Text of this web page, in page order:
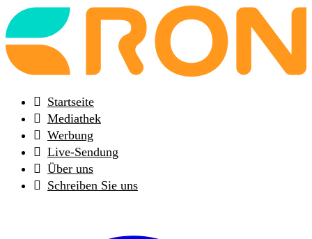
Back
to
frontpage
Startseite
Mediathek
Werbung
Live-Sendung
Über uns
Schreiben Sie uns